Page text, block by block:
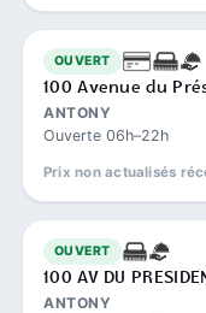
OUVERT
100 Avenue du
ANTONY
Ouverte 06h–22h
Prix non actualisés
OUVERT
100 AV DU
ANTONY